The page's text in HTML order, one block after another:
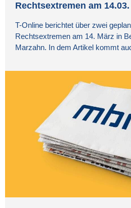
Rechtsextremen am
T-Online berichtet über zwei
Rechtsextremen am 14. März in
Marzahn. In dem Artikel kommt